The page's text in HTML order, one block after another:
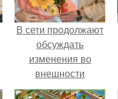
В сети продолжают
обсуждать
изменения во
внешности
актрисы.